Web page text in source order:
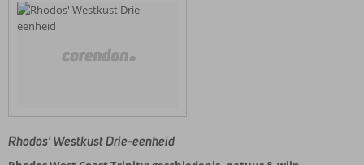
Rhodos' Westkust Drie-eenheid